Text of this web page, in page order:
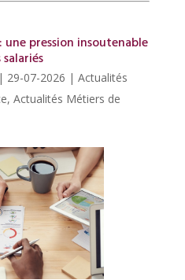
une pression insoutenable
| 29-07-2026 | Actualités
, Actualités Métiers de